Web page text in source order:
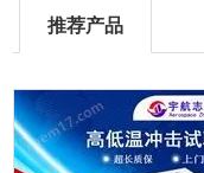
推荐产品